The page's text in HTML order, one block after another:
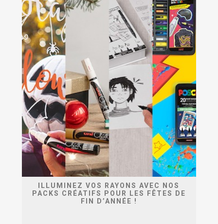
ILLUMINEZ VOS RAYONS AVEC NOS
PACKS CRÉATIFS POUR LES FÊTES DE
FIN D’ANNÉE !